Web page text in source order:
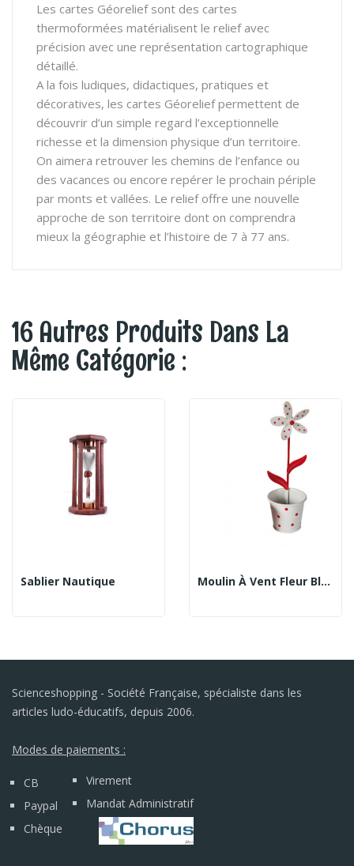
Les cartes Géorelief sont des cartes
thermoformées matérialisent le relief avec
précision avec une représentation cartographique
détaillé.
A la fois ludiques, didactiques, pratiques et
décoratives, les cartes Géorelief permettent de
découvrir d’un simple regard l’exceptionnelle
richesse et la dimension physique d’un territoire.
On aimera retrouver les chemins de l’enfance ou
des vacances ou encore repérer le prochain périple
par monts et vallées. Le relief offre une nouvelle
approche de son territoire dont on comprendra
mieux la géographie et l’histoire de 7 à 77 ans.
16 Autres Produits Dans La
Même Catégorie :
Sablier Nautique Moulin À Vent Fleur Blanche À Pois
Scienceshopping - Société Française, spécialiste dans les
articles ludo-éducatifs, depuis 2006.
Modes de paiements :
CB
Paypal
Chèque
Virement
Mandat Administratif